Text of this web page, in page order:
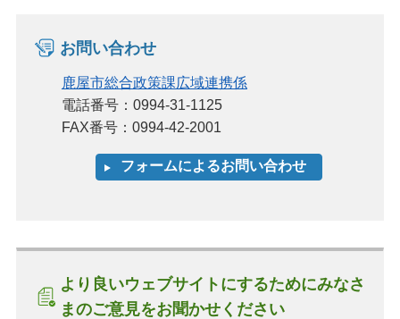
お問い合わせ
鹿屋市総合政策課広域連携係
電話番号：0994-31-1125
FAX番号：0994-42-2001
より良いウェブサイトにするためにみなさ
まのご意見をお聞かせください